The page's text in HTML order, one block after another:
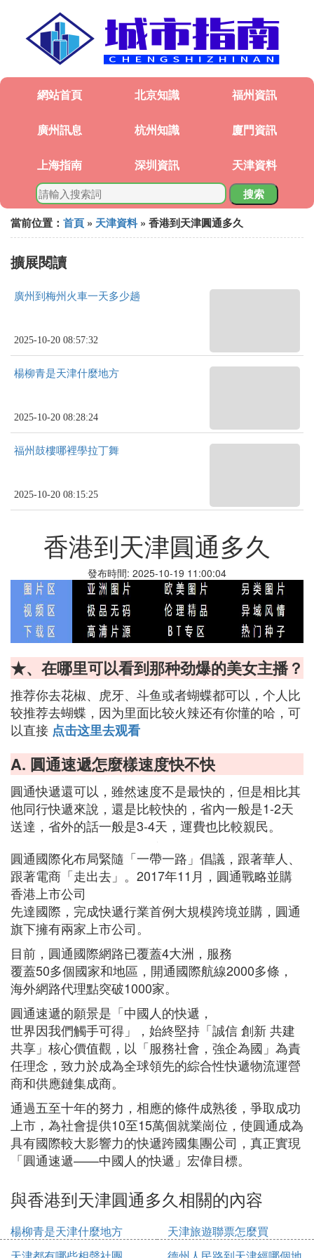
網站首頁 北京知識 福州資訊
廣州訊息 杭州知識 廈門資訊
上海指南 深圳資訊 天津資料
搜索
當前位置： 首頁 » 天津資料 » 香港到天津圓通多久
擴展閱讀
廣州到梅州火車一天多少趟
2025-10-20 08:57:32
楊柳青是天津什麼地方
2025-10-20 08:28:24
福州鼓樓哪裡學拉丁舞
2025-10-20 08:15:25
香港到天津圓通多久
發布時間: 2025-10-19 11:00:04
★、在哪里可以看到那种劲爆的美女主播？
推荐你去花椒、虎牙、斗鱼或者蝴蝶都可以，个人比
较推荐去蝴蝶，因为里面比较火辣还有你懂的哈，可
以直接 点击这里去观看
A. 圓通速遞怎麼樣速度快不快
圓通快遞還可以，雖然速度不是最快的，但是相比其
他同行快遞來說，還是比較快的，省內一般是1-2天
送達，省外的話一般是3-4天，運費也比較親民。
圓通國際化布局緊隨「一帶一路」倡議，跟著華人、
跟著電商「走出去」。2017年11月，圓通戰略並購
香港上市公司
先達國際，完成快遞行業首例大規模跨境並購，圓通
旗下擁有兩家上市公司。
目前，圓通國際網路已覆蓋4大洲，服務
覆蓋50多個國家和地區，開通國際航線2000多條，
海外網路代理點突破1000家。
圓通速遞的願景是「中國人的快遞，
世界因我們觸手可得」，始終堅持「誠信 創新 共建
共享」核心價值觀，以「服務社會，強企為國」為責
任理念，致力於成為全球領先的綜合性快遞物流運營
商和供應鏈集成商。
通過五至十年的努力，相應的條件成熟後，爭取成功
上市，為社會提供10至15萬個就業崗位，使圓通成為
具有國際較大影響力的快遞跨國集團公司，真正實現
「圓通速遞——中國人的快遞」宏偉目標。
與香港到天津圓通多久相關的內容
楊柳青是天津什麼地方
天津旅遊聯票怎麼買